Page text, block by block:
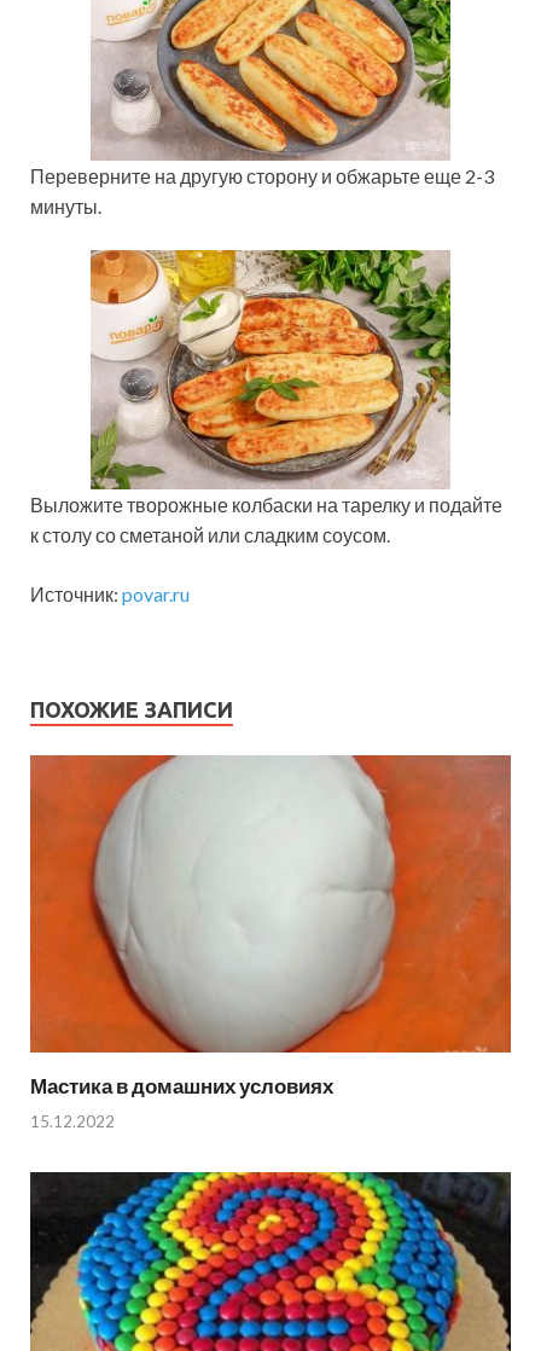
Переверните на другую сторону и обжарьте еще 2-3
минуты.
Выложите творожные колбаски на тарелку и подайте
к столу со сметаной или сладким соусом.
Источник: povar.ru
ПОХОЖИЕ ЗАПИСИ
Мастика в домашних условиях
15.12.2022